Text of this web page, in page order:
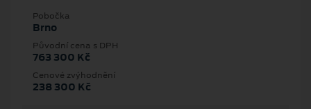
Pobočka
Brno
Původní cena s DPH
763 300 Kč
Cenové zvýhodnění
238 300 Kč